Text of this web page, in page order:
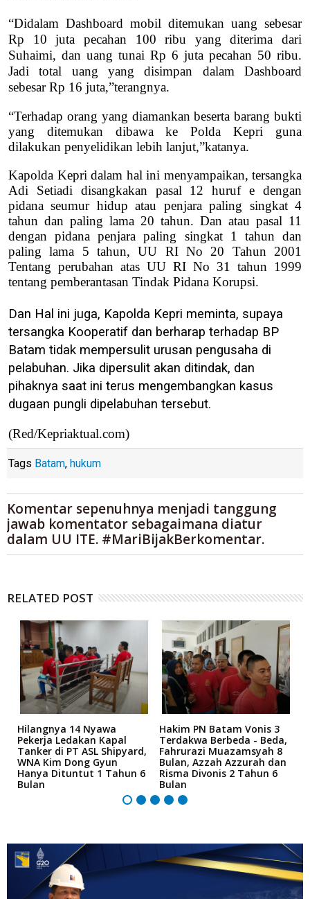
“Didalam Dashboard mobil ditemukan uang sebesar
Rp 10 juta pecahan 100 ribu yang diterima dari
Suhaimi, dan uang tunai Rp 6 juta pecahan 50 ribu.
Jadi total uang yang disimpan dalam Dashboard
sebesar Rp 16 juta,”terangnya.
“Terhadap orang yang diamankan beserta barang bukti
yang ditemukan dibawa ke Polda Kepri guna
dilakukan penyelidikan lebih lanjut,”katanya.
Kapolda Kepri dalam hal ini menyampaikan, tersangka
Adi Setiadi disangkakan pasal 12 huruf e dengan
pidana seumur hidup atau penjara paling singkat 4
tahun dan paling lama 20 tahun. Dan atau pasal 11
dengan pidana penjara paling singkat 1 tahun dan
paling lama 5 tahun, UU RI No 20 Tahun 2001
Tentang perubahan atas UU RI No 31 tahun 1999
tentang pemberantasan Tindak Pidana Korupsi.
Dan Hal ini juga, Kapolda Kepri meminta, supaya
tersangka Kooperatif dan berharap terhadap BP
Batam tidak mempersulit urusan pengusaha di
pelabuhan. Jika dipersulit akan ditindak, dan
pihaknya saat ini terus mengembangkan kasus
dugaan pungli dipelabuhan tersebut.
(Red/Kepriaktual.com)
Tags Batam, hukum
Komentar sepenuhnya menjadi tanggung
jawab komentator sebagaimana diatur
dalam UU ITE. #MariBijakBerkomentar.
RELATED POST
Hilangnya 14 Nyawa
Pekerja Ledakan Kapal
Tanker di PT ASL Shipyard,
WNA Kim Dong Gyun
Hanya Dituntut 1 Tahun 6
Bulan
Hakim PN Batam Vonis 3
Terdakwa Berbeda - Beda,
Fahrurazi Muazamsyah 8
Bulan, Azzah Azzurah dan
Risma Divonis 2 Tahun 6
Bulan